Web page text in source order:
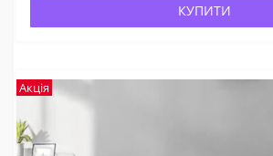
КУПИТИ
Акція